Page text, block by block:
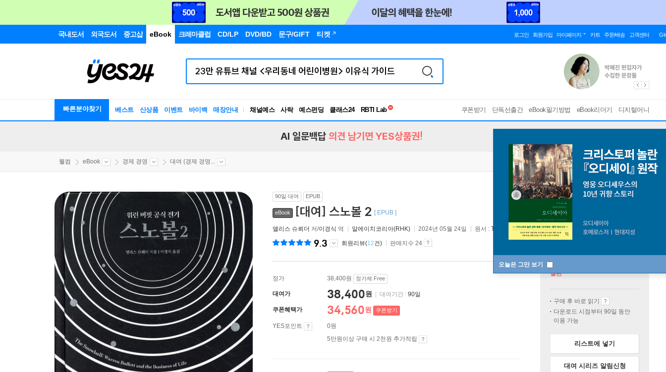
국내도서 외국도서 중고샵 eBook 크레마클럽 CD/LP DVD/BD 문구/GIFT 티켓 로그인 회원가입 마이페이지 카트 주문/배송 고객센터
빠른분야찾기 베스트 신상품 이벤트 바이백 매장안내 채널예스 사락 예스펀딩 클래스24
독서유형검사
쿠폰받기 단독선출간 eBook필기방법 eBook리더기 디지털머니
오늘은 그만 보기
AI 일문백답 의견 남기면 YES상품권!
웰컴 eBook 경제 경영 대여 (경제 경영...
90일 대여 EPUB
eBook [대여] 스노볼 2 [ EPUB ]
앨리스 슈뢰더 저/이경식 역 알에이치코리아(RHK) 2024년 05월 24일 원서 : The Snowball: Warren Buffett and the Business of Life
9.3 회원리뷰(12건) 판매지수 24
정가 38,400원 정가제 Free
대여가 38,400원 대여기간 : 90일
쿠폰혜택가 34,560원 쿠폰받기
YES포인트
0원
5만원이상 구매 시 2천원 추가적립
절판
구매 후 바로 읽기
다운로드 시점부터 90일 동안
이용 가능
리스트에 넣기
대여 시리즈 알림신청